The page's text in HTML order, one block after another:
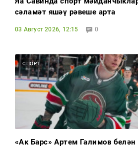
сәламәт яшәү рәвеше арта
03 Август 2026, 12:15 0
СПОРТ
«Ак Барс» Артем Галимов